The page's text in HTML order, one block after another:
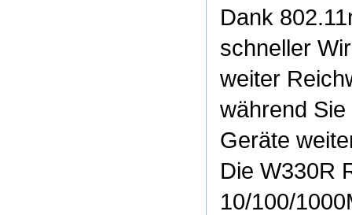
Dank
schneller
weiter
während
Geräte
Die W330R
10/100/